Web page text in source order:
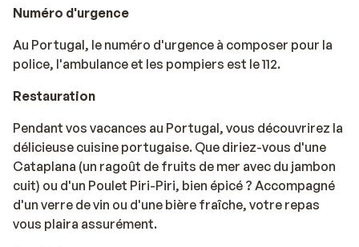
Numéro d'urgence
Au Portugal, le numéro d'urgence à composer pour la
police, l'ambulance et les pompiers est le 112.
Restauration
Pendant vos vacances au Portugal, vous découvrirez la
délicieuse cuisine portugaise. Que diriez-vous d'une
Cataplana (un ragoût de fruits de mer avec du jambon
cuit) ou d'un Poulet Piri-Piri, bien épicé ? Accompagné
d'un verre de vin ou d'une bière fraîche, votre repas
vous plaira assurément.